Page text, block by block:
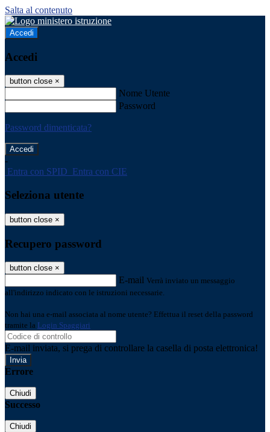
Salta al contenuto
Accedi
Accedi
button close ×
Nome Utente
Password
Password dimenticata?
-
Entra con SPID Entra con CIE
Seleziona utente
button close ×
Recupero password
button close ×
E-mail Verrà inviato un messaggio
all'indirizzo indicato con le istruzioni necessarie.
Non hai una e-mail associata al nome utente? Effettua il reset della password
tramite la Login Spaggiari
E-mail inviata, si prega di controllare la casella di posta elettronica!
Errore
Chiudi
Successo
Chiudi